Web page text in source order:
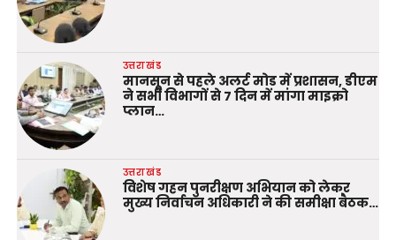
उत्तराखंड
मानसून से पहले अलर्ट मोड में प्रशासन, डीएम
ने सभी विभागों से 7 दिन में मांगा माइक्रो
प्लान…
उत्तराखंड
विशेष गहन पुनरीक्षण अभियान को लेकर
मुख्य निर्वाचन अधिकारी ने की समीक्षा बैठक…